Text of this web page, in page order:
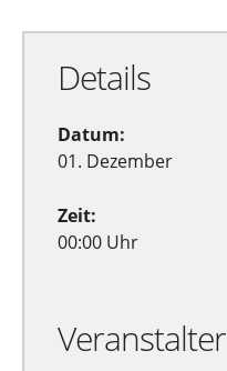
Details
Datum:
01. Dezember
Zeit:
00:00 Uhr
Veranstalter